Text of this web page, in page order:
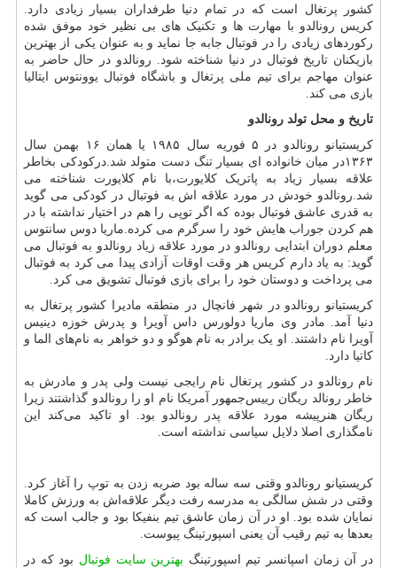
کشور پرتغال است که در تمام دنیا طرفداران بسیار زیادی دارد.
کریس رونالدو با مهارت ها و تکنیک های بی نظیر خود موفق شده
رکوردهای زیادی را در فوتبال جابه جا نماید و به عنوان یکی از بهترین
بازیکنان تاریخ فوتبال در دنیا شناخته شود. رونالدو در حال حاضر به
عنوان مهاجم برای تیم ملی پرتغال و باشگاه فوتبال یوونتوس ایتالیا
بازی می کند.
تاریخ و محل تولد رونالدو
کریستیانو رونالدو در ۵ فوریه سال ۱۹۸۵ یا همان ۱۶ بهمن سال
۱۳۶۳در میان خانواده ای بسیار تنگ دست متولد شد.درکودکی بخاطر
علاقه بسیار زیاد به پاتریک کلایورت،با نام کلایورت شناخته می
شد.رونالدو خودش در مورد علاقه اش به فوتبال در کودکی می گوید
به قدری عاشق فوتبال بوده که اگر توپی را هم در اختیار نداشته با در
هم کردن جوراب هایش خود را سرگرم می کرده.ماریا دوس سانتوس
معلم دوران ابتدایی رونالدو در مورد علاقه زیاد رونالدو به فوتبال می
گوید: به یاد دارم کریس هر وقت اوقات آزادی پیدا می کرد به فوتبال
می پرداخت و دوستان خود را برای بازی فوتبال تشویق می کرد.
کریستیانو رونالدو در شهر فانچال در منطقه مادیرا کشور پرتغال به
دنیا آمد. مادر وی ماریا دولورس داس آویرا و پدرش خوزه دینیس
آویرا نام داشتند. او یک برادر به نام هوگو و دو خواهر به نام‌های الما و
کاتیا دارد.
نام رونالدو در کشور پرتغال نام رایجی نیست ولی پدر و مادرش به
خاطر رونالد ریگان رییس‌جمهور آمریکا نام او را رونالدو گذاشتند زیرا
ریگان هنرپیشه مورد علاقه پدر رونالدو بود. او تاکید می‌کند این
نامگذاری اصلا دلایل سیاسی نداشته است.
کریستیانو رونالدو وقتی سه ساله بود ضربه زدن به توپ را آغاز کرد.
وقتی در شش سالگی به مدرسه رفت دیگر علاقه‌اش به ورزش کاملا
نمایان شده بود. او در آن زمان عاشق تیم بنفیکا بود و جالب است که
بعدها به تیم رقیب آن یعنی اسپورتینگ پیوست.
در آن زمان اسپانسر تیم اسپورتینگ بهترین سایت فوتبال بود که در